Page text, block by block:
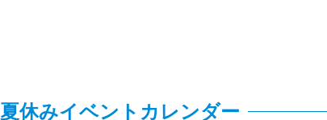
夏休みイベントカレンダー